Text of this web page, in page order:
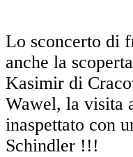
Lo sconcerto di
anche la
Kasimir di
Wawel, la visita
inaspettato con
Schindler !!!